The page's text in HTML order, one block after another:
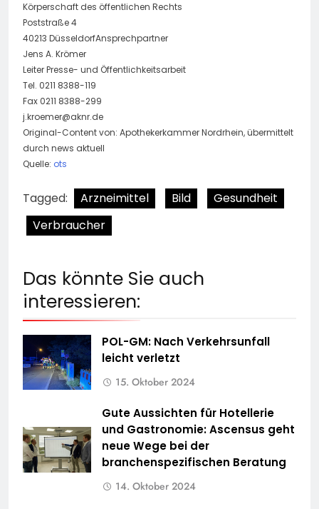
Körperschaft des öffentlichen Rechts
Poststraße 4
40213 DüsseldorfAnsprechpartner
Jens A. Krömer
Leiter Presse- und Öffentlichkeitsarbeit
Tel. 0211 8388-119
Fax 0211 8388-299
j.kroemer@aknr.de
Original-Content von: Apothekerkammer Nordrhein, übermittelt
durch news aktuell
Quelle: ots
Tagged: Arzneimittel Bild
Gesundheit
Verbraucher
Das könnte Sie auch
interessieren:
POL-GM: Nach Verkehrsunfall
leicht verletzt
15. Oktober 2024
Gute Aussichten für Hotellerie
und Gastronomie: Ascensus geht
neue Wege bei der
branchenspezifischen Beratung
14. Oktober 2024